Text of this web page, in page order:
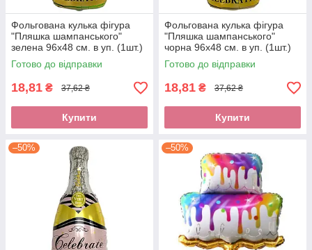
Фольгована кулька фігура
"Пляшка шампанського"
зелена 96х48 см. в уп. (1шт.)
Готово до відправки
18,81 ₴ 37,62 ₴
Купити
Фольгована кулька фігура
"Пляшка шампанського"
чорна 96х48 см. в уп. (1шт.)
Готово до відправки
18,81 ₴ 37,62 ₴
Купити
–50% –50%